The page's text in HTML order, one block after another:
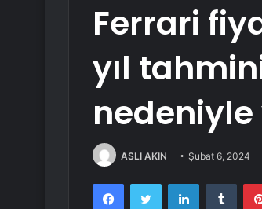
Ferrari
yıl
ASLI AKIN Şubat 6, 2024
FacebookTwitter LinkedIn